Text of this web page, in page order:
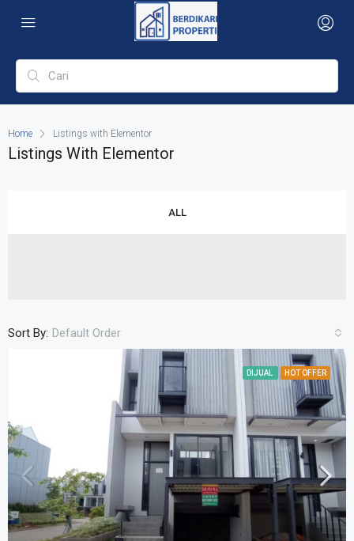
Home Listings with Elementor
Listings With Elementor
ALL
Sort By: Default Order
DIJUAL HOT OFFER